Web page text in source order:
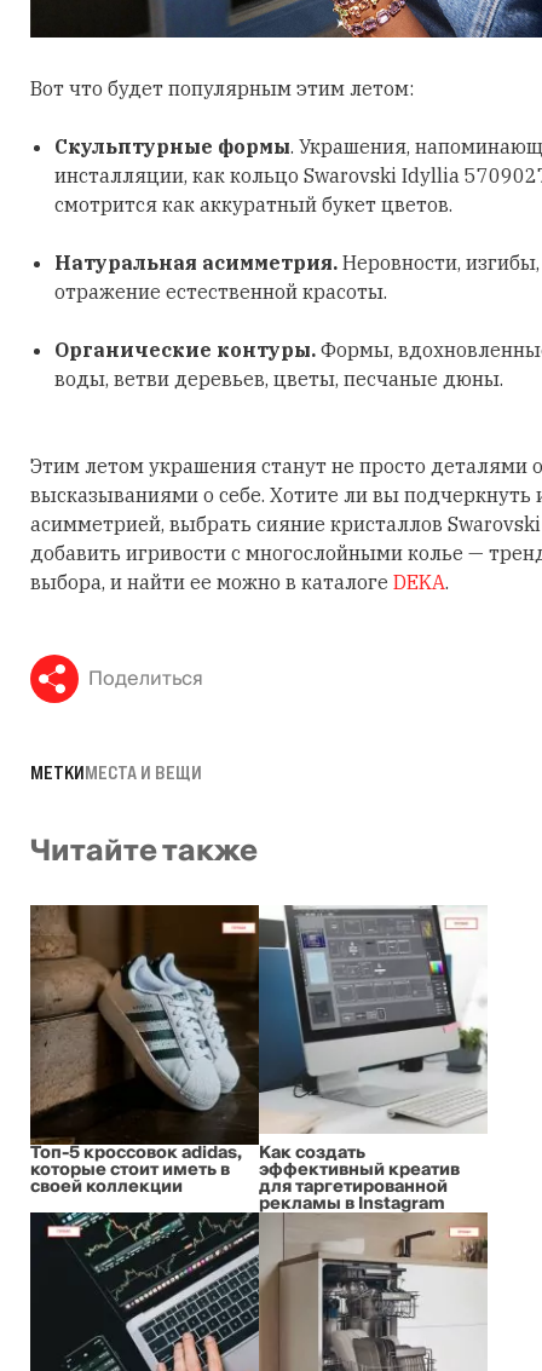
Вот что будет популярным этим летом:
Скульптурные формы. Украшения,
инсталляции, как кольцо Swarovski Idyllia
смотрится как аккуратный букет цветов.
Натуральная асимметрия. Неровности,
отражение естественной красоты.
Органические контуры. Формы,
воды, ветви деревьев, цветы, песчаные дюны.
Этим летом украшения станут не просто деталями
высказываниями о себе. Хотите ли вы подчеркнуть
асимметрией, выбрать сияние кристаллов
добавить игривости с многослойными колье —
выбора, и найти ее можно в каталоге DEKA.
Поделиться
МЕТКИМЕСТА И ВЕЩИ
Читайте также
Топ-5 кроссовок adidas,
которые стоит иметь в
своей коллекции
Как создать
эффективный креатив
для таргетированной
рекламы в Instagram